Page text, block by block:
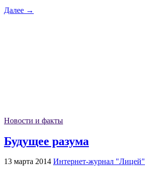
Далее →
Новости и факты
Будущее разума
13 марта 2014 Интернет-журнал "Лицей"